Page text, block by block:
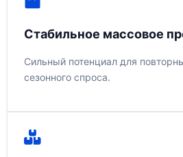
Стабильное массовое
Сильный потенциал для
сезонного спроса.